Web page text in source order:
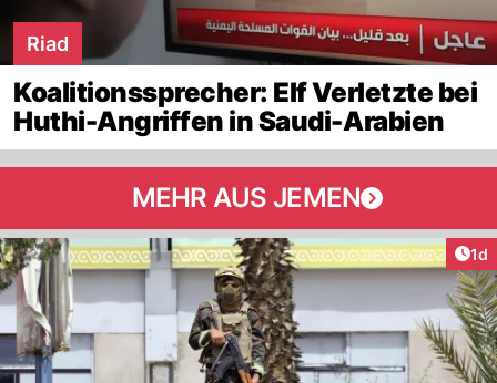
Riad
Koalitionssprecher: Elf Verletzte bei
Huthi-Angriffen in Saudi-Arabien
MEHR AUS JEMEN
1d